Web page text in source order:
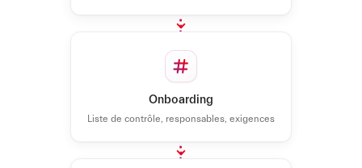
Onboarding
Liste de contrôle, responsables, exigences